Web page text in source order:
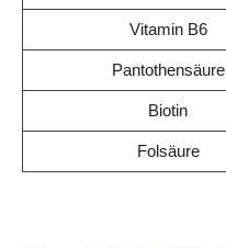
Vitamin B6
Pantothensäure
Biotin
Folsäure